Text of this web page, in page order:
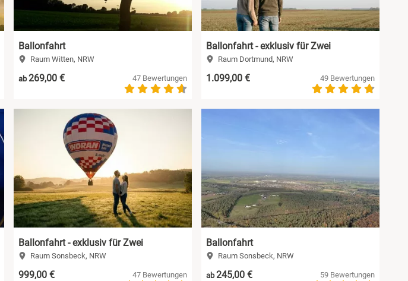
Ballonfahrt
Raum Witten, NRW
ab269,00 € 47 Bewertungen
Ballonfahrt - exklusiv für Zwei
Raum Dortmund, NRW
1.099,00 € 49 Bewertungen
Ballonfahrt - exklusiv für Zwei
Raum Sonsbeck, NRW
999,00 € 47 Bewertungen
Ballonfahrt
Raum Sonsbeck, NRW
ab245,00 € 59 Bewertungen